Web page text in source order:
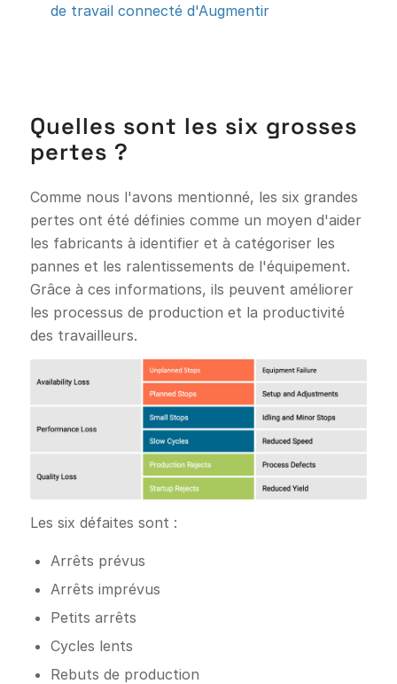
de travail connecté d'Augmentir
Quelles sont les six grosses
pertes ?
Comme nous l'avons mentionné, les six grandes
pertes ont été définies comme un moyen d'aider
les fabricants à identifier et à catégoriser les
pannes et les ralentissements de l'équipement.
Grâce à ces informations, ils peuvent améliorer
les processus de production et la productivité
des travailleurs.
Les six défaites sont :
Arrêts prévus
Arrêts imprévus
Petits arrêts
Cycles lents
Rebuts de production